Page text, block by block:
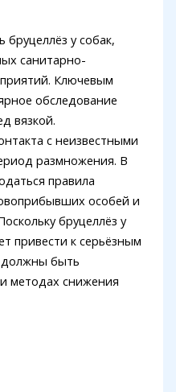
бруцеллёз у собак,
санитарно-
Ключевым
обследование
вязкой.
с неизвестными
размножения. В
правила
особей и
бруцеллёз у
привести к серьёзным
должны быть
методах снижения